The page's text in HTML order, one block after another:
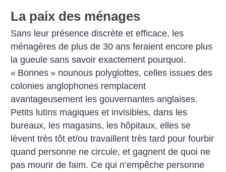
La paix des ménages
Sans leur présence discrète et efficace, les
ménagères de plus de 30 ans feraient encore plus
la gueule sans savoir exactement pourquoi.
« Bonnes » nounous polyglottes, celles issues des
colonies anglophones remplacent
avantageusement les gouvernantes anglaises.
Petits lutins magiques et invisibles, dans les
bureaux, les magasins, les hôpitaux, elles se
lèvent très tôt et/ou travaillent très tard pour fourbir
quand personne ne circule, et gagnent de quoi ne
pas mourir de faim. Ce qui n’empêche personne